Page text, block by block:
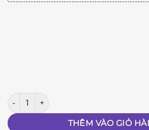
Khai Trương Hồng Phát 234 số lượng
THÊM VÀO GIỎ